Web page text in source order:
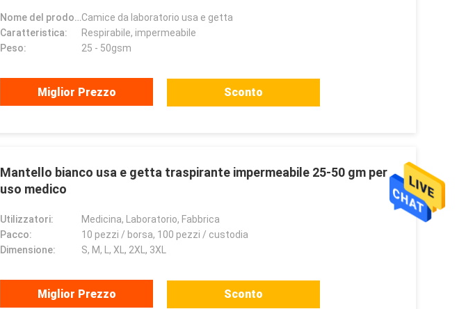
Nome del prodotto:Camice da laboratorio usa e getta
Caratteristica:
Respirabile, impermeabile
Peso:
25 - 50gsm
Miglior Prezzo Sconto
Mantello bianco usa e getta traspirante impermeabile 25-50 gm per
uso medico
Utilizzatori:
Medicina, Laboratorio, Fabbrica
Pacco:
10 pezzi / borsa, 100 pezzi / custodia
Dimensione:
S, M, L, XL, 2XL, 3XL
Miglior Prezzo Sconto